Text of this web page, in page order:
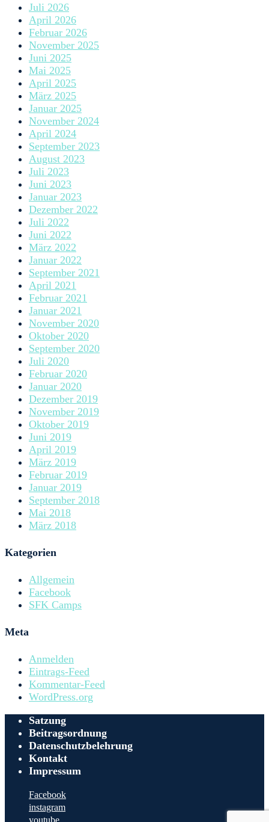
Juli 2026
April 2026
Februar 2026
November 2025
Juni 2025
Mai 2025
April 2025
März 2025
Januar 2025
November 2024
April 2024
September 2023
August 2023
Juli 2023
Juni 2023
Januar 2023
Dezember 2022
Juli 2022
Juni 2022
März 2022
Januar 2022
September 2021
April 2021
Februar 2021
Januar 2021
November 2020
Oktober 2020
September 2020
Juli 2020
Februar 2020
Januar 2020
Dezember 2019
November 2019
Oktober 2019
Juni 2019
April 2019
März 2019
Februar 2019
Januar 2019
September 2018
Mai 2018
März 2018
Kategorien
Allgemein
Facebook
SFK Camps
Meta
Anmelden
Eintrags-Feed
Kommentar-Feed
WordPress.org
Satzung
Beitragsordnung
Datenschutzbelehrung
Kontakt
Impressum
Facebook
instagram
youtube